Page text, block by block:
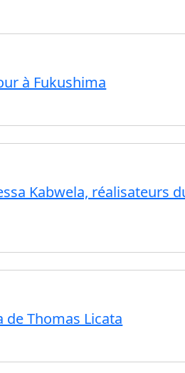
à Fukushima
Kabwela, réalisateurs
de Thomas Licata